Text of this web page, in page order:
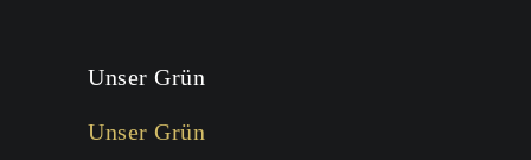
Unser Grün
Unser Grün